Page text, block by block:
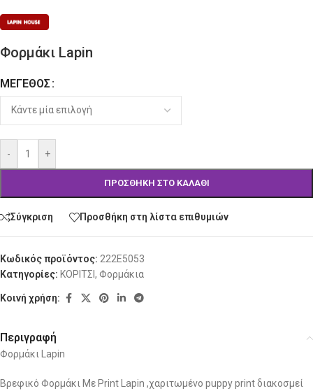
Φορμάκι Lapin
ΜΈΓΕΘΟΣ
- +
ΠΡΟΣΘΉΚΗ ΣΤΟ ΚΑΛΆΘΙ
Alternative:
Σύγκριση Προσθήκη στη λίστα επιθυμιών
Κωδικός προϊόντος: 222E5053
Κατηγορίες: ΚΟΡΙΤΣΙ , Φορμάκια
Κοινή χρήση:
Περιγραφή
Φορμάκι Lapin
Βρεφικό Φορμάκι Με Print Lapin ,χαριτωμένο puppy print διακοσμεί